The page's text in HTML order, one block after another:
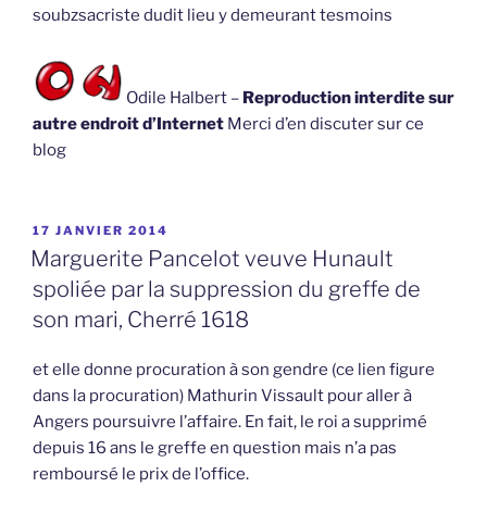
soubzsacriste dudit lieu y demeurant tesmoins
Odile Halbert – Reproduction interdite sur
autre endroit d’Internet Merci d’en discuter sur ce
blog
PUBLIÉ
LE
17 JANVIER 2014
Marguerite Pancelot veuve Hunault
spoliée par la suppression du greffe de
son mari, Cherré 1618
et elle donne procuration à son gendre (ce lien figure
dans la procuration) Mathurin Vissault pour aller à
Angers poursuivre l’affaire. En fait, le roi a supprimé
depuis 16 ans le greffe en question mais n’a pas
remboursé le prix de l’office.